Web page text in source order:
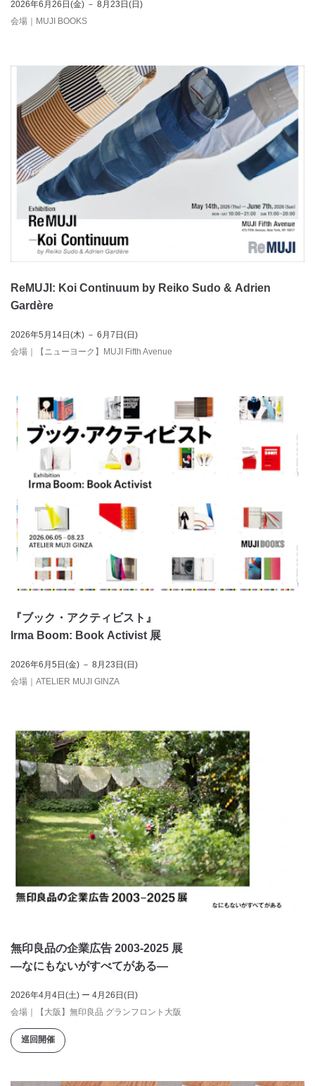
2026年6月26日(金) － 8月23日(日)
会場
MUJI BOOKS
ReMUJI: Koi Continuum by Reiko Sudo & Adrien
Gardère
2026年5月14日(木) － 6月7日(日)
会場 ｜ 【ニューヨーク】MUJI Fifth Avenue
『ブック・アクティビスト』
Irma Boom: Book Activist 展
2026年6月5日(金) － 8月23日(日)
会場
ATELIER MUJI GINZA
無印良品の企業広告 2003-2025 展
―なにもないがすべてがある―
2026年4月4日(土) ー 4月26日(日)
会場
【大阪】無印良品 グランフロント大阪
巡回開催